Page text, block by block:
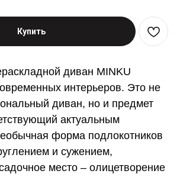
Купить
диван MINKU
интерьеров. Это не
диван, но и предмет
актуальным
форма подлокотников
и сужением,
место – олицетворение